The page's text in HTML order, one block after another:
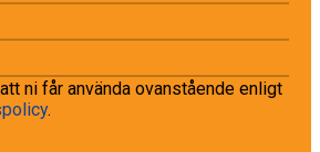
ni får använda ovanstående enligt
.